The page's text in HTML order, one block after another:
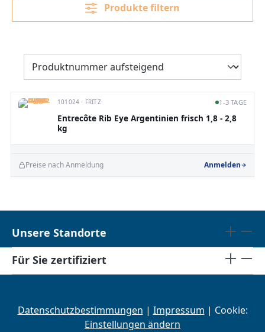
Produkte filtern
101024 · FRITZ 1-3 TAGE
Entrecôte Rib Eye Argentinien frisch 1,8 - 2,8
kg
Preise nach Anmeldung Anmelden
Unsere Standorte
Für Sie zertifiziert
Datenschutzbestimmungen | Impressum | Cookie:
Einstellungen ändern